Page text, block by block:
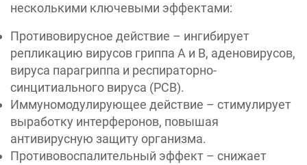
несколькими ключевыми эффектами:
Противовирусное действие – ингибирует
репликацию вирусов гриппа A и B, аденовирусов,
вируса парагриппа и респираторно-
синцитиального вируса (РСВ).
Иммуномодулирующее действие – стимулирует
выработку интерферонов, повышая
антивирусную защиту организма.
Противовоспалительный эффект – снижает